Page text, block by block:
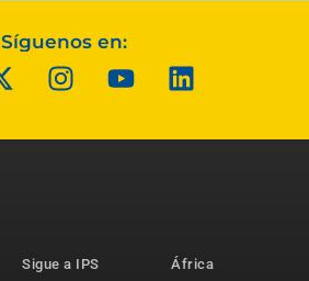
Síguenos en:
Sigue a IPS
África